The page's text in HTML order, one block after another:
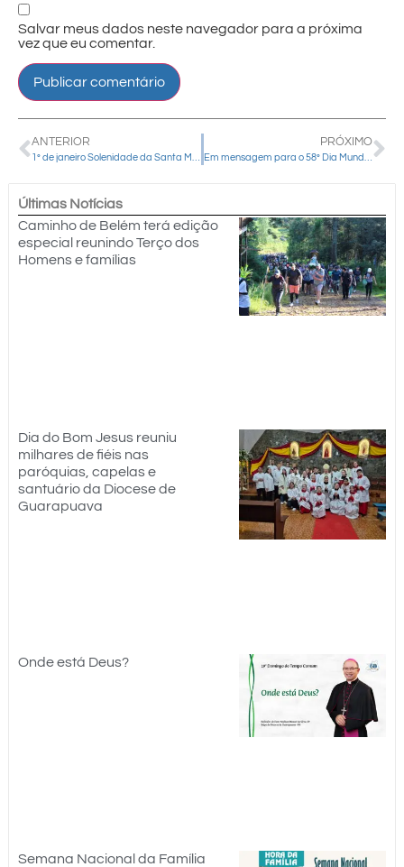
Salvar meus dados neste navegador para a próxima
vez que eu comentar.
ANTERIOR
1º de janeiro Solenidade da Santa Mãe de Deus – Horário de Missas nas igrejas em Guarapuava
PRÓXIMO
Em mensagem para o 58º Dia Mundial da Paz, Papa pede o perdão das dívidas e o estabelecimento de um ciclo de paz
Últimas Notícias
Caminho de Belém terá edição
especial reunindo Terço dos
Homens e famílias
Dia do Bom Jesus reuniu
milhares de fiéis nas
paróquias, capelas e
santuário da Diocese de
Guarapuava
Onde está Deus?
Semana Nacional da Família